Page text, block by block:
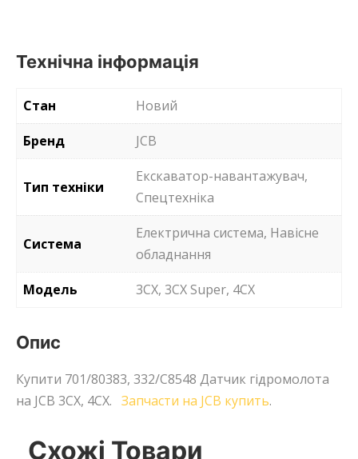
Технічна інформація
Стан
Новий
Бренд
JCB
Тип техніки
Екскаватор-навантажувач,
Спецтехніка
Система
Електрична система, Навісне
обладнання
Модель
3CX, 3CX Super, 4CX
Опис
Купити 701/80383, 332/C8548 Датчик гідромолота
на JCB 3CX, 4CX. Запчасти на JCB купить.
Схожі Товари